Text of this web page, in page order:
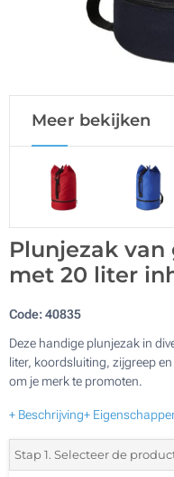
Meer bekijken
Plunjezak
met 20 liter
Code:40835
Deze handige plunjezak in
liter, koordsluiting, zijgreep
om je merk te promoten.
+ Beschrijving+
Stap 1. Selecteer de